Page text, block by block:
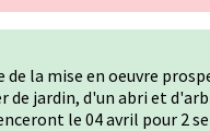
de la mise en oeuvre
de jardin, d'un abri et
le 04 avril pour 2